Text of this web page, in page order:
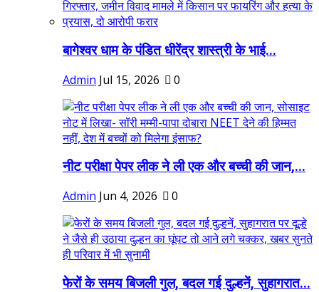
बागेश्वर धाम के पंडित धीरेंद्र शास्त्री के भाई...
Admin Jul 15, 2026 0
नीट परीक्षा पेपर लीक ने ली एक और बच्ची की जान,...
Admin Jun 4, 2026 0
फेरों के समय बिजली गुल, बदल गई दुल्हनें, सुहागरात...